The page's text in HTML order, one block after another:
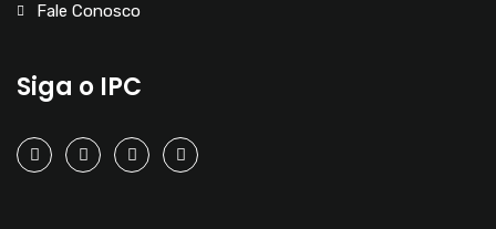
Fale Conosco
Siga o IPC